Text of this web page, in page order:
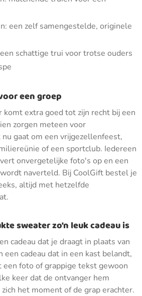
een zelf samengestelde, originele
schattige trui voor trotse ouders
een groep
komt extra goed tot zijn recht bij een
zorgen meteen voor
gaat om een vrijgezellenfeest,
of een sportclub. Iedereen
onvergetelijke foto's op en een
naverteld. Bij CoolGift bestel je
altijd met hetzelfde
sweater zo'n leuk cadeau is
cadeau dat je draagt in plaats van
cadeau dat in een kast belandt,
foto of grappige tekst gewoon
keer dat de ontvanger hem
het moment of de grap erachter.